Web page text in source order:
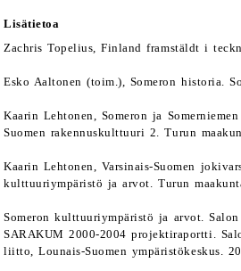
Lisätietoa
Zachris Topelius, Finland framstäldt i
Esko Aaltonen (toim.), Someron historia.
Kaarin Lehtonen, Someron ja
Suomen rakennuskulttuuri 2. Turun
Kaarin Lehtonen, Varsinais-Suomen
kulttuuriympäristö ja arvot. Turun
Someron kulttuuriympäristö ja arvot.
SARAKUM 2000-2004 projektiraportti.
liitto, Lounais-Suomen ympäristökeskus.